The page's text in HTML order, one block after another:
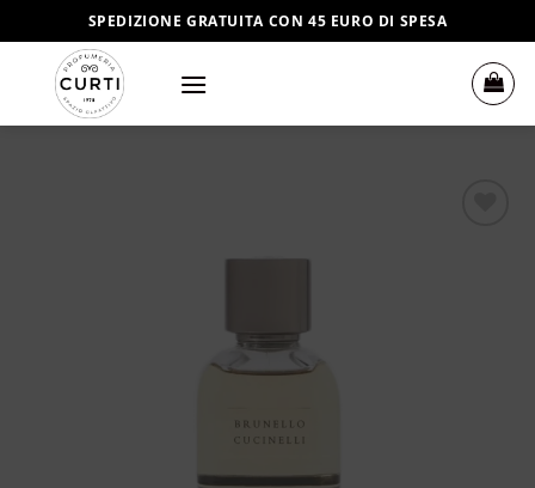
ai
contenuti
SPEDIZIONE GRATUITA CON 45 EURO DI SPESA